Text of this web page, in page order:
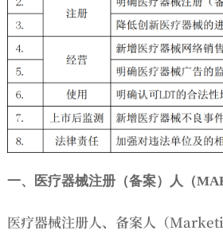
一、医疗器械注册（备案）人（
医疗器械注册人、备案人（